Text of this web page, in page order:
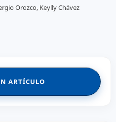
Orozco, Keylly Chávez
ARTÍCULO